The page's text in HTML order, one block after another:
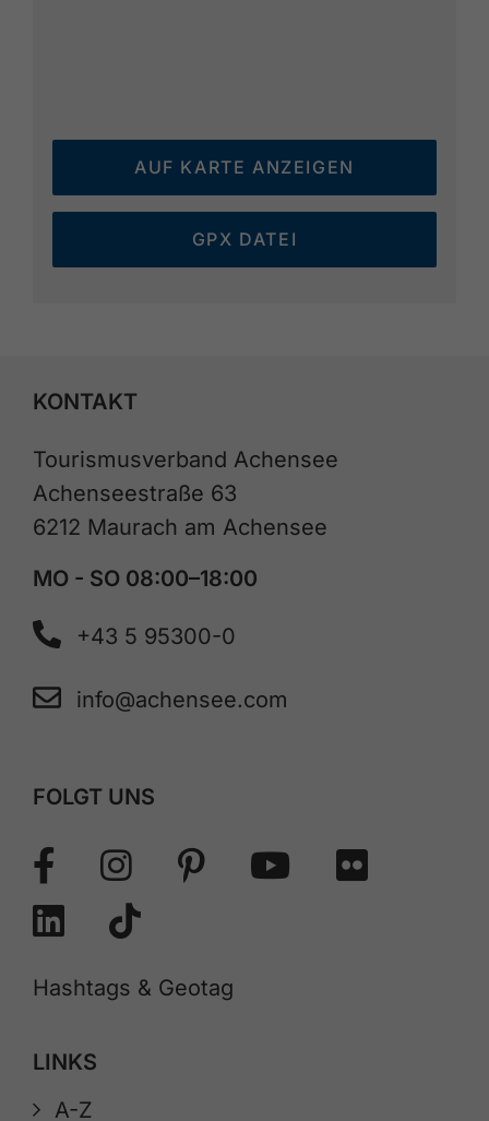
AUF KARTE ANZEIGEN
GPX DATEI
KONTAKT
Tourismusverband Achensee
Achenseestraße 63
6212 Maurach am Achensee
MO - SO 08:00–18:00
+43 5 95300-0
info@achensee.com
FOLGT UNS
Hashtags & Geotag
LINKS
A-Z